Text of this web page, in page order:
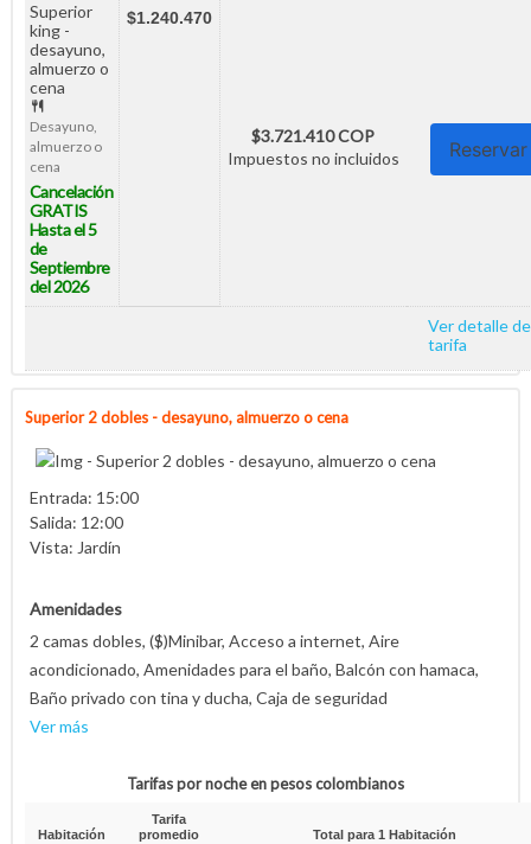
Superior
king -
desayuno,
almuerzo o
cena
Desayuno,
almuerzo o
cena
Cancelación
GRATIS
Hasta el 5
de
Septiembre
del 2026
$1.240.470
$3.721.410 COP
Impuestos no incluidos
Reservar
Ver detalle
tarifa
Superior 2 dobles - desayuno, almuerzo o cena
Entrada: 15:00
Salida: 12:00
Vista: Jardín
Amenidades
2 camas dobles, ($)Minibar, Acceso a internet, Aire
acondicionado, Amenidades para el baño, Balcón con hamaca,
Baño privado con tina y ducha, Caja de seguridad
Ver más
Tarifas por noche en pesos colombianos
Habitación
Tarifa
promedio
Total para1 Habitación